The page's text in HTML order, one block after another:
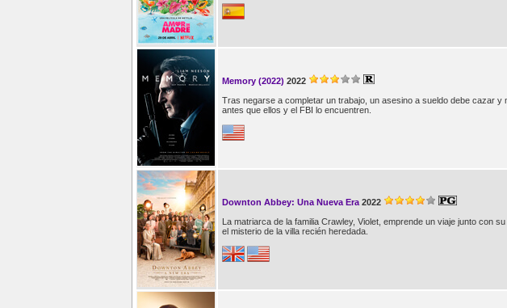
Memory (2022) 2022
Tras negarse a completar un trabajo, un asesino a sueldo debe cazar
antes que ellos y el FBI lo encuentren.
Downton Abbey: Una Nueva Era 2022
La matriarca de la familia Crawley, Violet, emprende un viaje junto con
el misterio de la villa recién heredada.